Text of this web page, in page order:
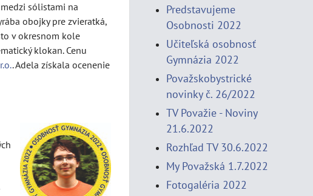
sólistami na
obojky pre zvieratká,
v okresnom kole
klokan. Cenu
. Adela získala ocenenie
Predstavujeme
Osobnosti 2022
Učiteľská osobnosť
Gymnázia 2022
Považskobystrické
novinky č. 26/2022
TV Považie - Noviny
21.6.2022
Rozhľad TV 30.6.2022
My Považská 1.7.2022
Fotogaléria 2022